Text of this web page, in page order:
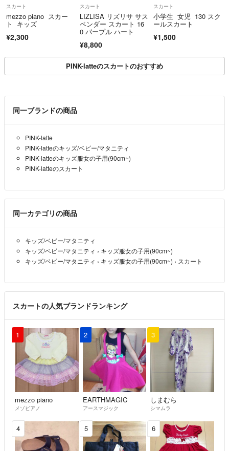
スカート
mezzo piano スカー
ト キッズ
¥2,300
スカート
LIZLISA リズリサ サス
ペンダー スカート 16
0 パープル ハート
¥8,800
スカート
小学生 女児 130 スク
ールスカート
¥1,500
PINK-latteのスカートのおすすめ
同一ブランドの商品
PINK-latte
PINK-latteのキッズ/ベビー/マタニティ
PINK-latteのキッズ服女の子用(90cm~)
PINK-latteのスカート
同一カテゴリの商品
キッズ/ベビー/マタニティ
キッズ/ベビー/マタニティ › キッズ服女の子用(90cm~)
キッズ/ベビー/マタニティ › キッズ服女の子用(90cm~) › スカート
スカートの人気ブランドランキング
1
mezzo piano
メゾピアノ
2
EARTHMAGIC
アースマジック
3
しまむら
シマムラ
4 5 6